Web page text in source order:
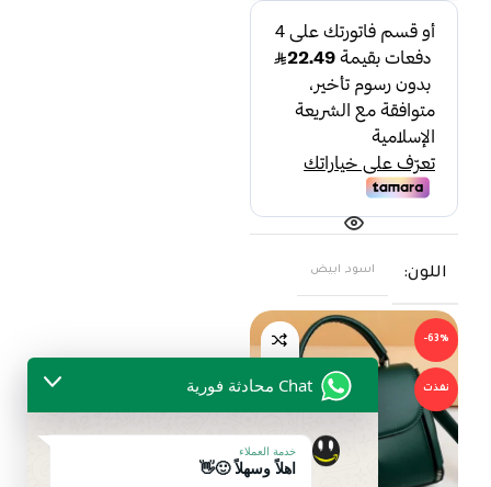
اللون اسود, ابيض
-63%
نفذت Chat محادثة فورية
خدمة العملاء
اهلاً وسهلاً 🙂👋